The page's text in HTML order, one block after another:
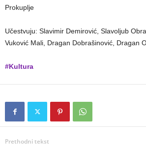
Prokuplje
Učestvuju: Slavimir Demirović, Slavoljub
Vuković Mali, Dragan Dobrašinović, Dragan
#Kultura
Prethodni tekst